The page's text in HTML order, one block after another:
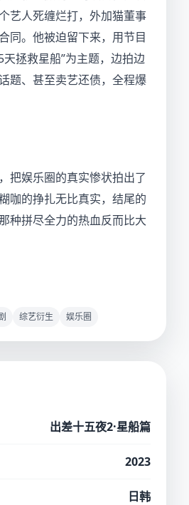
艺人死缠烂打，外加猫董事
同。他被迫留下来，用节目
拯救星船”为主题，边拍边
题、甚至卖艺还债，全程爆
把娱乐圈的真实惨状拍出了
咖的挣扎无比真实，结尾的
种拼尽全力的热血反而比大
综艺衍生 娱乐圈
出差十五夜2·星船篇
2023
日韩